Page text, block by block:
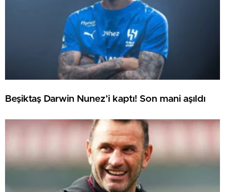
Beşiktaş Darwin Nunez’i kaptı! Son mani aşıldı